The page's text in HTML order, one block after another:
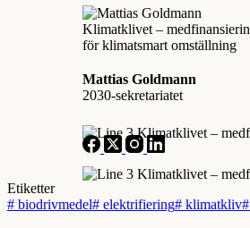
Mattias Goldmann
2030-sekretariatet
Etiketter
# biodrivmedel# elektrifiering# klimatkliv#